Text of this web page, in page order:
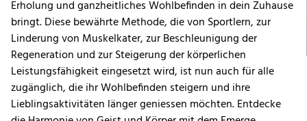
Erholung und ganzheitliches Wohlbefinden in dein Zuhause
bringt. Diese bewährte Methode, die von Sportlern, zur
Linderung von Muskelkater, zur Beschleunigung der
Regeneration und zur Steigerung der körperlichen
Leistungsfähigkeit eingesetzt wird, ist nun auch für alle
zugänglich, die ihr Wohlbefinden steigern und ihre
Lieblingsaktivitäten länger geniessen möchten. Entdecke